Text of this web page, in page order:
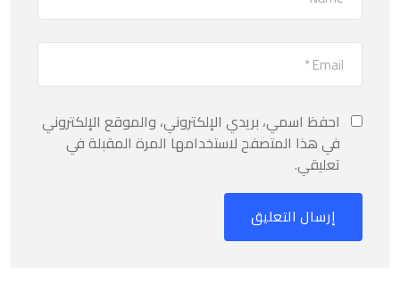
احفظ اسمي، بريدي الإلكتروني، والموقع الإلكتروني
في هذا المتصفح لاستخدامها المرة المقبلة في
تعليقي.